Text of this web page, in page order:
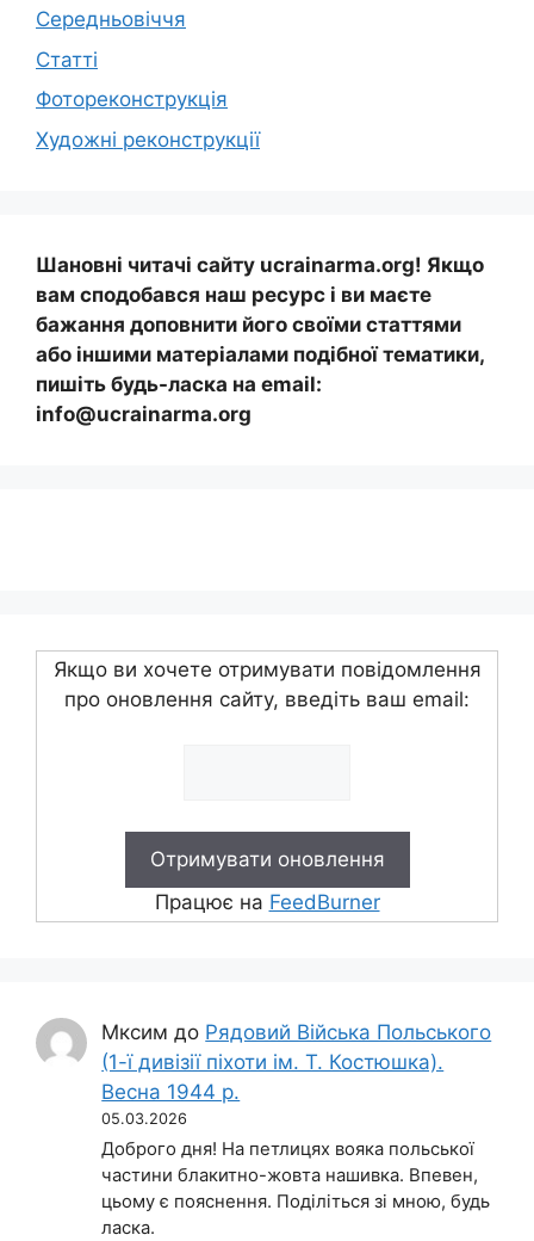
Середньовіччя
Статті
Фотореконструкція
Художні реконструкції
Шановні читачі сайту ucrainarma.org! Якщо
вам сподобався наш ресурс і ви маєте
бажання доповнити його своїми статтями
або іншими матеріалами подібної тематики,
пишіть будь-ласка на email:
info@ucrainarma.org
Якщо ви хочете отримувати повідомлення
про оновлення сайту, введіть ваш email:
Працює на FeedBurner
Мксим до Рядовий Війська Польського
(1-ї дивізії піхоти ім. Т. Костюшка).
Весна 1944 р.
05.03.2026
Доброго дня! На петлицях вояка польської
частини блакитно-жовта нашивка. Впевен,
цьому є пояснення. Поділіться зі мною, будь
ласка.